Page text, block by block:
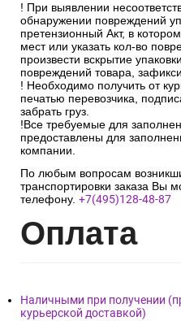
! При выявлении
обнаружении повреждений
претензионный Акт, в
мест или указать кол-во
произвести вскрытие
повреждений товара,
! Необходимо получить от
печатью перевозчика,
забрать груз.
!Все требуемые для
предоставлены для
компании.
По любым вопросам
транспортировки заказа Вы
телефону. +7(495)128-48-87
Оплата
Наличными при получении
курьерской доставкой)